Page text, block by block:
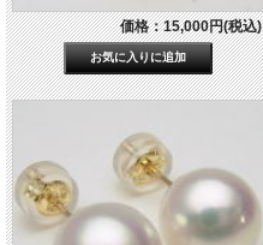
価格：15,000円(税込)